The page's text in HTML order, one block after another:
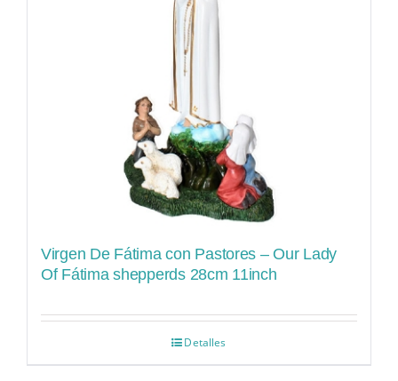
Virgen De Fátima con Pastores – Our Lady
Of Fátima shepperds 28cm 11inch
Detalles